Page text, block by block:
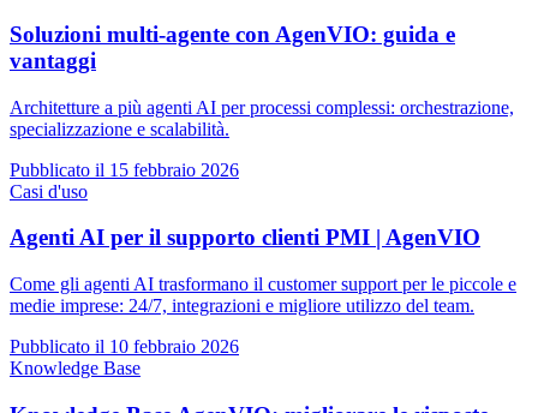
Soluzioni multi-agente con AgenVIO: guida e
vantaggi
Architetture a più agenti AI per processi complessi: orchestrazione,
specializzazione e scalabilità.
Pubblicato il 15 febbraio 2026
Casi d'uso
Agenti AI per il supporto clienti PMI | AgenVIO
Come gli agenti AI trasformano il customer support per le piccole e
medie imprese: 24/7, integrazioni e migliore utilizzo del team.
Pubblicato il 10 febbraio 2026
Knowledge Base